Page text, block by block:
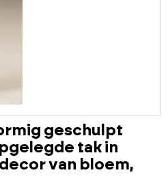
geschulpt
tak in
van bloem,